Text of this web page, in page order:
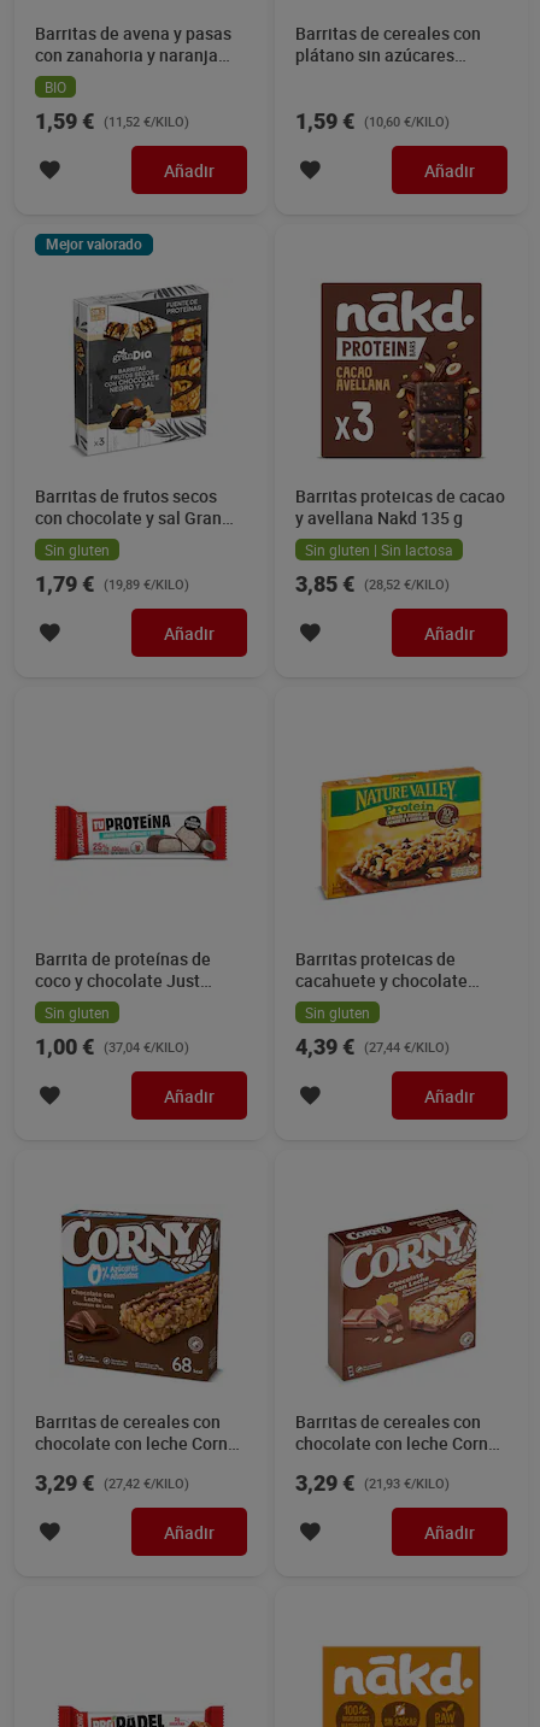
Barritas de avena y pasas
con zanahoria y naranja
Gran Dia 138 g
BIO
1,59 € (11,52 €/KILO)
Añadir
Barritas de cereales con
plátano sin azúcares
1,59 € (10,60 €/KILO)
Añadir
Mejor valorado
Barritas de frutos secos
con chocolate y sal Gran
Dia 90 g
Sin gluten
1,79 € (19,89 €/KILO)
Añadir
Barritas proteicas de cacao
y avellana Nakd 135 g
Sin gluten | Sin lactosa
3,85 € (28,52 €/KILO)
Añadir
Barrita de proteínas de
coco y chocolate Just
loading 27 g
Sin gluten
1,00 € (37,04 €/KILO)
Añadir
Barritas proteicas de
cacahuete y chocolate
Nature Valley 160 g
Sin gluten
4,39 € (27,44 €/KILO)
Añadir
Barritas de cereales con
chocolate con leche Corny
3,29 € (27,42 €/KILO)
Añadir
Barritas de cereales con
chocolate con leche Corny
3,29 € (21,93 €/KILO)
Añadir